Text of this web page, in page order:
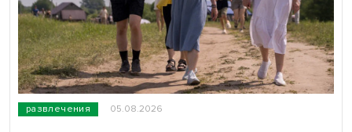
развлечения 05.08.2026